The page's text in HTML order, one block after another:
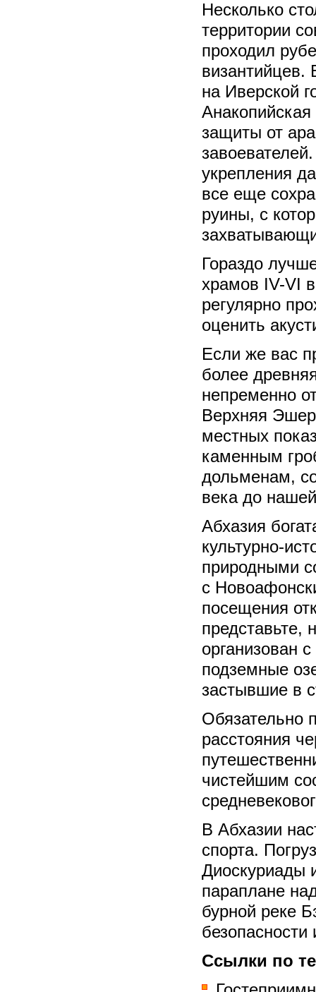
Несколько
территории
проходил
византийцев.
на Иверской
защиты от
укрепления
все еще
руины, с
Гораздо
храмов IV-VI
регулярно
оценить
Если же вас
более
непременно
Верхняя
местных
каменным
дольменам,
века до
Абхазия
культурно-
природными
с
посещения
представьте,
организован
подземные
застывшие в
Обязательно
расстояния
чистейшим
В Абхазии
спорта.
Диоскуриады
параплане
бурной реке
безопасности
Ссылки по